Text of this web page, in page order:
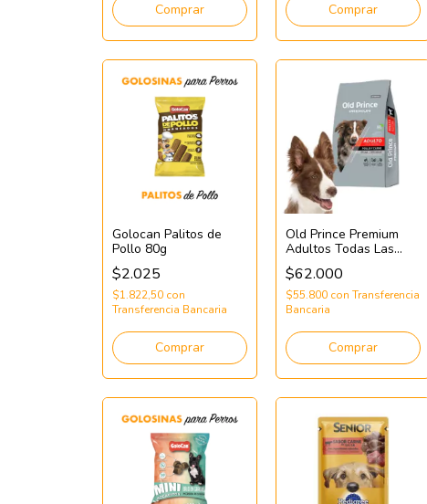
Comprar Comprar
Golocan Palitos de
Pollo 80g
$2.025
$1.822,50 con
Transferencia Bancaria
Comprar
Old Prince Premium
Adultos Todas Las
Razas x20kg
$62.000
$55.800 con Transferencia
Bancaria
Comprar